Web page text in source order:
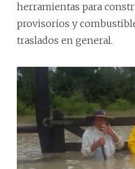
herramientas para
provisorios y
traslados en general.